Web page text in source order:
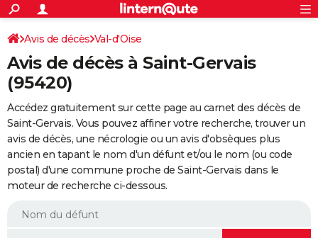
ACTUALITÉS
Politique
Société
Faits Divers
Education
Monde
Villes
+
SPORT
Coupe du monde 2026
Football
Tennis
Cyclisme
Rugby
Forum
FINANCE
Retraite
Impôts
Epargne
Immobilier
Risques naturels par ville
Banque
Assurance
Crédit
Essais
Réserver un essai
Citadines
Berlines
SUV
Forum auto
+
HIGH-TECH
Mobiles
Meilleur smartphone
Internet
Ordinateurs
Jeux vidéo
Guide high-tech
+BRICOLAGE
Forum
Aménagement intérieur
Extérieur
Cuisine
Salle de bains
Jardinage
Rangement
WEEK-END
Avis de décès Val-d'Oise
Avis de décès à Saint-Gervais
(95420)
Accédez gratuitement sur cette page au carnet des décès de
Saint-Gervais. Vous pouvez affiner votre recherche, trouver un
avis de décès, une nécrologie ou un avis d'obsèques plus
ancien en tapant le nom d'un défunt et/ou le nom (ou code
postal) d'une commune proche de Saint-Gervais dans le
moteur de recherche ci-dessous.